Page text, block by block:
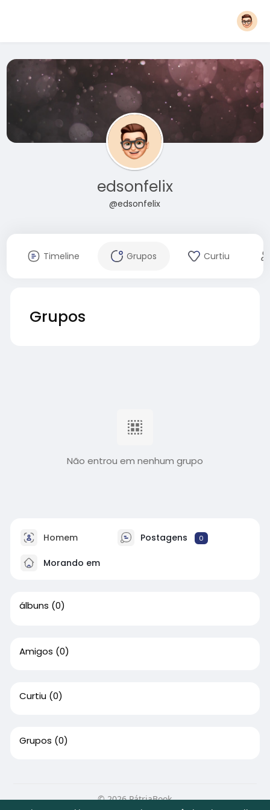
edsonfelix
@edsonfelix
Timeline Grupos Curtiu
Grupos
Não entrou em nenhum grupo
Homem Postagens 0
Morando em
álbuns (0)
Amigos (0)
Curtiu (0)
Grupos (0)
© 2026 PátriaBook